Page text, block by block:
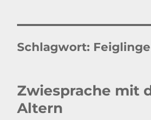
Schlagwort: Feiglinge
Zwiesprache mit
Altern